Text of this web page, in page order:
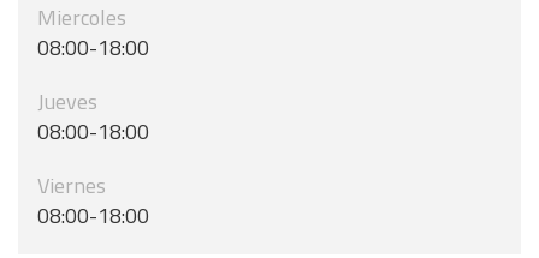
Miercoles
08:00-18:00
Jueves
08:00-18:00
Viernes
08:00-18:00